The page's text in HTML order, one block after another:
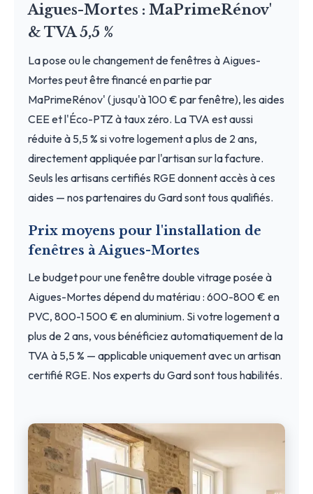
Aigues-Mortes : MaPrimeRénov'
& TVA 5,5 %
La pose ou le changement de fenêtres à Aigues-
Mortes peut être financé en partie par
MaPrimeRénov' (jusqu'à 100 € par fenêtre), les aides
CEE et l'Éco-PTZ à taux zéro. La TVA est aussi
réduite à 5,5 % si votre logement a plus de 2 ans,
directement appliquée par l'artisan sur la facture.
Seuls les artisans certifiés RGE donnent accès à ces
aides — nos partenaires du Gard sont tous qualifiés.
Prix moyens pour l'installation de
fenêtres à Aigues-Mortes
Le budget pour une fenêtre double vitrage posée à
Aigues-Mortes dépend du matériau : 600-800 € en
PVC, 800-1 500 € en aluminium. Si votre logement a
plus de 2 ans, vous bénéficiez automatiquement de la
TVA à 5,5 % — applicable uniquement avec un artisan
certifié RGE. Nos experts du Gard sont tous habilités.